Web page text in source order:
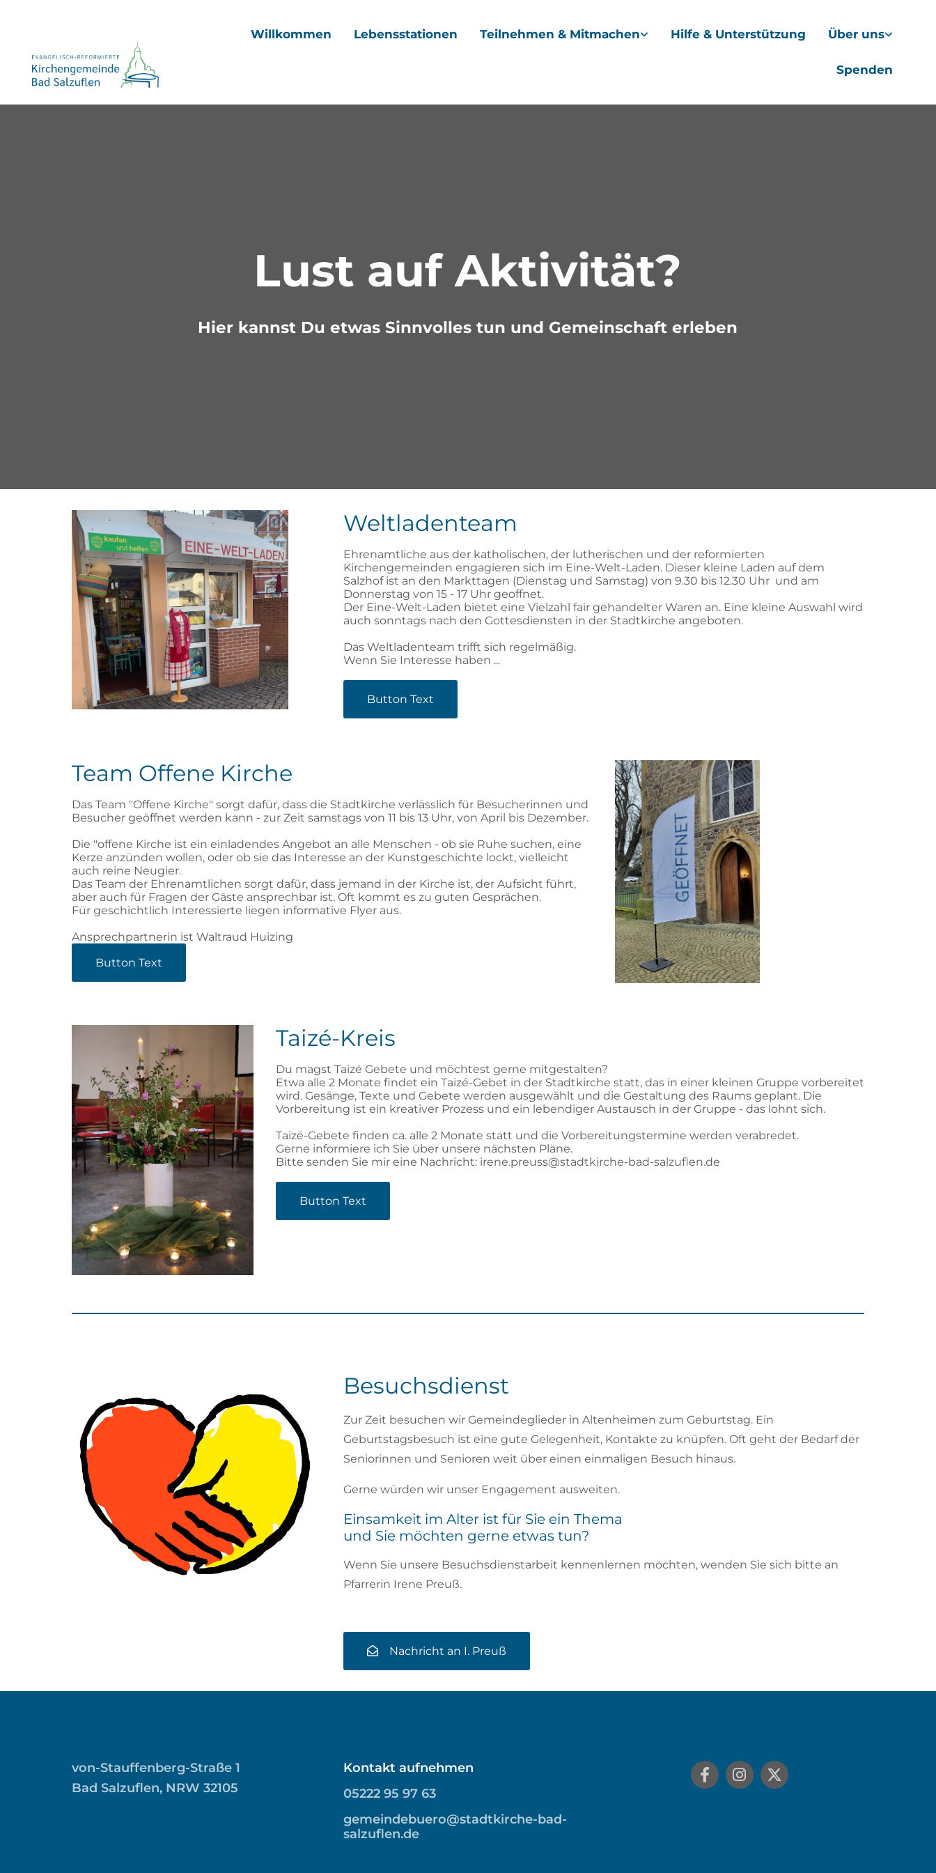
Willkommen Lebensstationen Teilnehmen & Mitmachen Hilfe & Unterstützung Über uns
Spenden
Lust auf Aktivität?
Hier kannst Du etwas Sinnvolles tun und Gemeinschaft erleben
Weltladenteam
Ehrenamtliche aus der katholischen, der lutherischen und der reformierten
Kirchengemeinden engagieren sich im Eine-Welt-Laden. Dieser kleine Laden auf dem
Salzhof ist an den Markttagen (Dienstag und Samstag) von 9.30 bis 12.30 Uhr und am
Donnerstag von 15 - 17 Uhr geoffnet.
Der Eine-Welt-Laden bietet eine Vielzahl fair gehandelter Waren an. Eine kleine Auswahl wird
auch sonntags nach den Gottesdiensten in der Stadtkirche angeboten.
Das Weltladenteam trifft sich regelmäßig.
Wenn Sie Interesse haben ...
Button Text
Team Offene Kirche
Das Team "Offene Kirche" sorgt dafür, dass die Stadtkirche verlässlich für Besucherinnen und
Besucher geöffnet werden kann - zur Zeit samstags von 11 bis 13 Uhr, von April bis Dezember.
Die "offene Kirche ist ein einladendes Angebot an alle Menschen - ob sie Ruhe suchen, eine
Kerze anzünden wollen, oder ob sie das Interesse an der Kunstgeschichte lockt, vielleicht
auch reine Neugier.
Das Team der Ehrenamtlichen sorgt dafür, dass jemand in der Kirche ist, der Aufsicht führt,
aber auch für Fragen der Gäste ansprechbar ist. Oft kommt es zu guten Gesprächen.
Für geschichtlich Interessierte liegen informative Flyer aus.
Ansprechpartnerin ist Waltraud Huizing
Button Text
Taizé-Kreis
Du magst Taizé Gebete und möchtest gerne mitgestalten?
Etwa alle 2 Monate findet ein Taizé-Gebet in der Stadtkirche statt, das in einer kleinen Gruppe vorbereitet
wird. Gesänge, Texte und Gebete werden ausgewählt und die Gestaltung des Raums geplant. Die
Vorbereitung ist ein kreativer Prozess und ein lebendiger Austausch in der Gruppe - das lohnt sich.
Taizé-Gebete finden ca. alle 2 Monate statt und die Vorbereitungstermine werden verabredet.
Gerne informiere ich Sie über unsere nächsten Pläne.
Bitte senden Sie mir eine Nachricht: irene.preuss@stadtkirche-bad-salzuflen.de
Button Text
Besuchsdienst
Zur Zeit besuchen wir Gemeindeglieder in Altenheimen zum Geburtstag. Ein
Geburtstagsbesuch ist eine gute Gelegenheit, Kontakte zu knüpfen. Oft geht der Bedarf der
Seniorinnen und Senioren weit über einen einmaligen Besuch hinaus.
Gerne würden wir unser Engagement ausweiten.
Einsamkeit im Alter ist für Sie ein Thema
und Sie möchten gerne etwas tun?
Wenn Sie unsere Besuchsdienstarbeit kennenlernen möchten, wenden Sie sich bitte an
Pfarrerin Irene Preuß.
Nachricht an I. Preuß
von-Stauffenberg-Straße 1
Bad Salzuflen, NRW 32105
Kontakt aufnehmen
05222 95 97 63
gemeindebuero@stadtkirche-bad-
salzuflen.de